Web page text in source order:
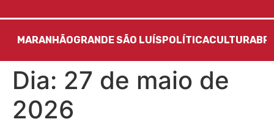
MARANHÃOGRANDE SÃO LUÍS POLÍTICACULTURA
Dia: 27 de maio de
2026